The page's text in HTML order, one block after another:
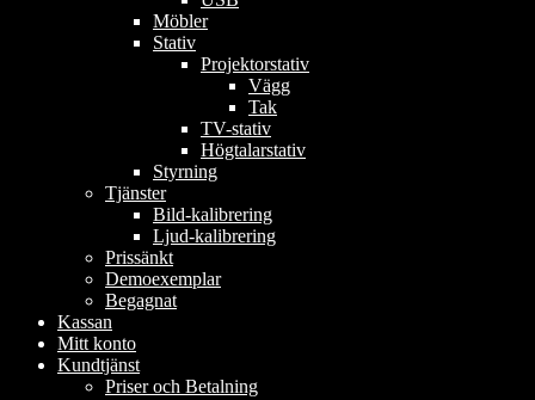
Möbler
Stativ
Projektorstativ
Vägg
Tak
TV-stativ
Högtalarstativ
Styrning
Tjänster
Bild-kalibrering
Ljud-kalibrering
Prissänkt
Demoexemplar
Begagnat
Kassan
Mitt konto
Kundtjänst
Priser och Betalning